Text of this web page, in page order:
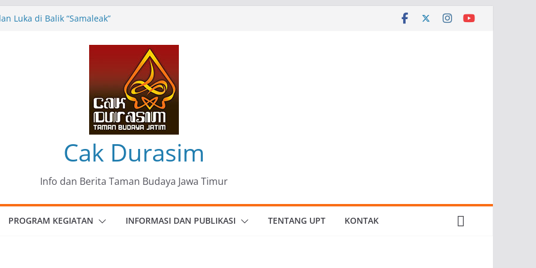
Luka di Balik “Samaleak”
Ungkapan Kritis Tentang Derita
Patria Seni Rupa Kota Blitar :
Menjadi Mantra Perlawanan
Cak Durasim
Info dan Berita Taman Budaya Jawa Timur
PROGRAM KEGIATAN INFORMASI DAN PUBLIKASI TENTANG UPT KONTAK